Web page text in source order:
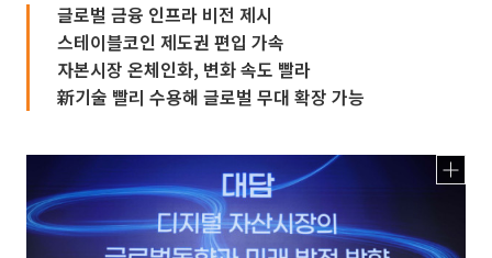
글로벌 금융 인프라 비전 제시
스테이블코인 제도권 편입 가속
자본시장 온체인화, 변화 속도 빨라
新기술 빨리 수용해 글로벌 무대 확장 가능